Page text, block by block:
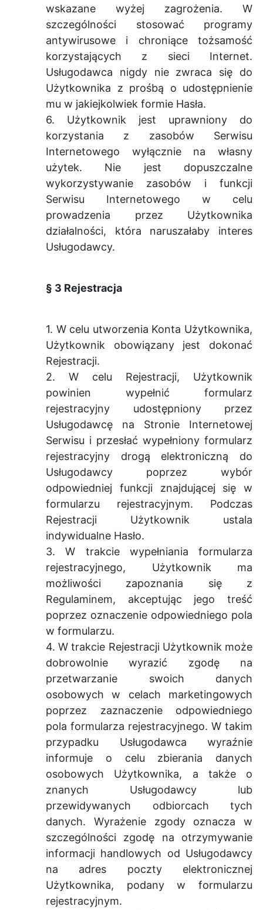
wskazane wyżej zagrożenia. W
szczególności stosować programy
antywirusowe i chroniące tożsamość
korzystających z sieci Internet.
Usługodawca nigdy nie zwraca się do
Użytkownika z prośbą o udostępnienie
mu w jakiejkolwiek formie Hasła.
6. Użytkownik jest uprawniony do
korzystania z zasobów Serwisu
Internetowego wyłącznie na własny
użytek. Nie jest dopuszczalne
wykorzystywanie zasobów i funkcji
Serwisu Internetowego w celu
prowadzenia przez Użytkownika
działalności, która naruszałaby interes
Usługodawcy.
§ 3 Rejestracja
1. W celu utworzenia Konta Użytkownika,
Użytkownik obowiązany jest dokonać
Rejestracji.
2. W celu Rejestracji, Użytkownik
powinien wypełnić formularz
rejestracyjny udostępniony przez
Usługodawcę na Stronie Internetowej
Serwisu i przesłać wypełniony formularz
rejestracyjny drogą elektroniczną do
Usługodawcy poprzez wybór
odpowiedniej funkcji znajdującej się w
formularzu rejestracyjnym. Podczas
Rejestracji Użytkownik ustala
indywidualne Hasło.
3. W trakcie wypełniania formularza
rejestracyjnego, Użytkownik ma
możliwości zapoznania się z
Regulaminem, akceptując jego treść
poprzez oznaczenie odpowiedniego pola
w formularzu.
4. W trakcie Rejestracji Użytkownik może
dobrowolnie wyrazić zgodę na
przetwarzanie swoich danych
osobowych w celach marketingowych
poprzez zaznaczenie odpowiedniego
pola formularza rejestracyjnego. W takim
przypadku Usługodawca wyraźnie
informuje o celu zbierania danych
osobowych Użytkownika, a także o
znanych Usługodawcy lub
przewidywanych odbiorcach tych
danych. Wyrażenie zgody oznacza w
szczególności zgodę na otrzymywanie
informacji handlowych od Usługodawcy
na adres poczty elektronicznej
Użytkownika, podany w formularzu
rejestracyjnym.